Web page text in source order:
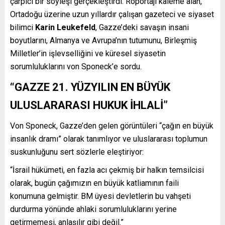
Ortadoğu üzerine uzun yıllardır çalışan gazeteci ve siyaset
bilimci Karin Leukefeld, Gazze’deki savaşın insani
boyutlarını, Almanya ve Avrupa’nın tutumunu, Birleşmiş
Milletler’in işlevselliğini ve küresel siyasetin
sorumluluklarını von Sponeck’e sordu.
“GAZZE 21. YÜZYILIN EN BÜYÜK
ULUSLARARASI HUKUK İHLALİ”
Von Sponeck, Gazze’den gelen görüntüleri “çağın en büyük
insanlık dramı” olarak tanımlıyor ve uluslararası toplumun
suskunluğunu sert sözlerle eleştiriyor:
“İsrail hükümeti, en fazla acı çekmiş bir halkın temsilcisi
olarak, bugün çağımızın en büyük katliamının faili
konumuna gelmiştir. BM üyesi devletlerin bu vahşeti
durdurma yönünde ahlaki sorumluluklarını yerine
getirmemesi, anlaşılır gibi değil.”